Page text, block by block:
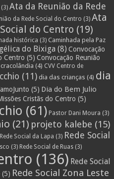
(3) Ata da Reunião da Rede
da Rede Social do Centro (3) Ata
do Centro (19)
histórica (3) Caminhada pela Paz
do Bixiga (8) Convocação
Centro (5) Convocação Reunião
cracolândia (4) CVV Centro de
(11) dia das crianças (4) dia
(5) Dia do Bem Julio
Cristãs do Centro (5)
(61) Pastor Dani Moura (3)
(21) projeto kalebe (15)
Rede Social da Lapa (3) Rede Social
(3) Rede Social de Ruas (3)
(136) Rede Social
(5) Rede Social Zona Leste